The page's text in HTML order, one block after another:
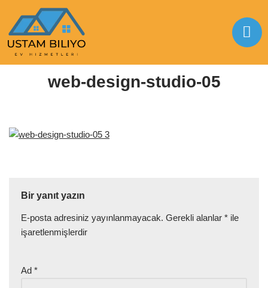
İçeriğe
geç
Anasayfa| web-design-studio-05 web-design-studio-05
web-design-studio-05
Bir yanıt yazın
E-posta adresiniz yayınlanmayacak. Gerekli alanlar * ile
işaretlenmişlerdir
Ad *